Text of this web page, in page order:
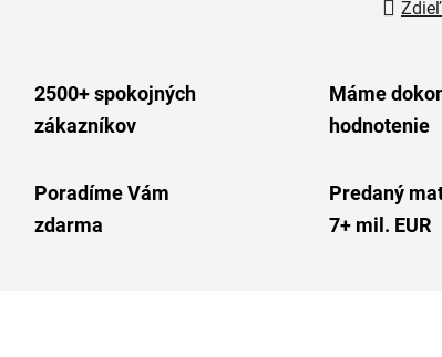
2500+ spokojných
zákazníkov
Máme
hodnotenie
Poradíme Vám
zdarma
Predaný
7+ mil. EUR